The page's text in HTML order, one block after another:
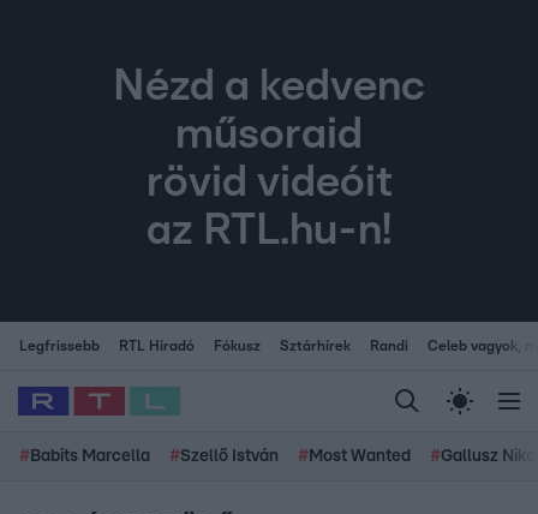
Nézd a kedvenc
műsoraid
rövid videóit
az RTL.hu-n!
Legfrissebb RTL Híradó Fókusz Sztárhírek Randi Celeb vagyok,
# Babits Marcella #Szellő István # Most Wanted #Gallusz